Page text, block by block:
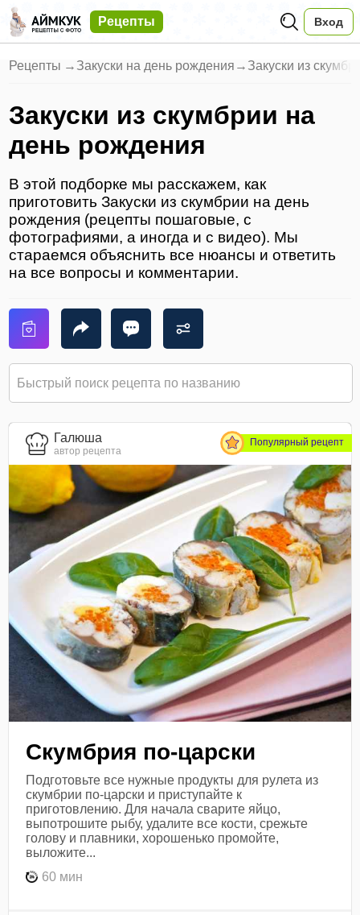
Рецепты Вход
Рецепты → Закуски на день рождения → Закуски из
Закуски из скумбрии на
день рождения
В этой подборке мы расскажем, как
приготовить Закуски из скумбрии на день
рождения (рецепты пошаговые, с
фотографиями, а иногда и с видео). Мы
стараемся объяснить все нюансы и ответить
на все вопросы и комментарии.
Галюша
автор рецепта
Популярный рецепт
Скумбрия по-царски
Подготовьте все нужные продукты для рулета из
скумбрии по-царски и приступайте к
приготовлению. Для начала сварите яйцо,
выпотрошите рыбу, удалите все кости, срежьте
голову и плавники, хорошенько промойте,
выложите...
60 мин